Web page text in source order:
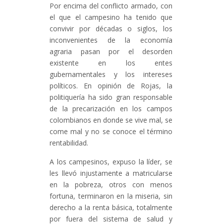
Por encima del conflicto armado, con
el que el campesino ha tenido que
convivir por décadas o siglos, los
inconvenientes de la economía
agraria pasan por el desorden
existente en los entes
gubernamentales y los intereses
políticos. En opinión de Rojas, la
politiquería ha sido gran responsable
de la precarización en los campos
colombianos en donde se vive mal, se
come mal y no se conoce el término
rentabilidad.
A los campesinos, expuso la líder, se
les llevó injustamente a matricularse
en la pobreza, otros con menos
fortuna, terminaron en la miseria, sin
derecho a la renta básica, totalmente
por fuera del sistema de salud y